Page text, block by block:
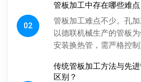
关键，通过射线、超声波
02
管板加工中存在哪些难点
管板加工难点不少。孔加
以德联机械生产的管板
安装换热管，需严格控制
影响换热管安装与设备性
传统管板加工方法与先
区别？